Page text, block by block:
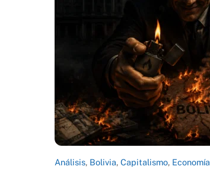
Análisis, Bolivia, Capitalismo, Economía